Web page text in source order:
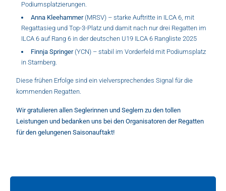
Podiumsplatzierungen.
Anna Kleehammer(MRSV) – starke Auftritte in ILCA 6, mit
Regattasieg und Top-3-Platz und damit nach nur drei Regatten im
ILCA 6 auf Rang 6 in der deutschen U19 ILCA 6 Rangliste 2025
Finnja Springer(YCN) – stabil im Vorderfeld mit Podiumsplatz
in Starnberg.
Diese frühen Erfolge sind ein vielversprechendes Signal für die
kommenden Regatten.
Wir gratulieren allen Seglerinnen und Seglern zu den tollen
Leistungen und bedanken uns bei den Organisatoren der Regatten
für den gelungenen Saisonauftakt!